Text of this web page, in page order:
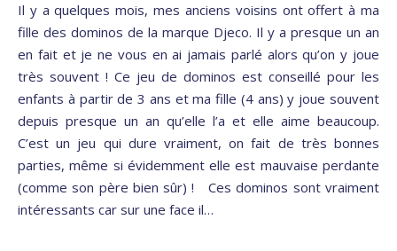
Il y a quelques mois, mes anciens voisins ont offert à ma
fille des dominos de la marque Djeco. Il y a presque un an
en fait et je ne vous en ai jamais parlé alors qu’on y joue
très souvent ! Ce jeu de dominos est conseillé pour les
enfants à partir de 3 ans et ma fille (4 ans) y joue souvent
depuis presque un an qu’elle l’a et elle aime beaucoup.
C’est un jeu qui dure vraiment, on fait de très bonnes
parties, même si évidemment elle est mauvaise perdante
(comme son père bien sûr) ! Ces dominos sont vraiment
intéressants car sur une face il…